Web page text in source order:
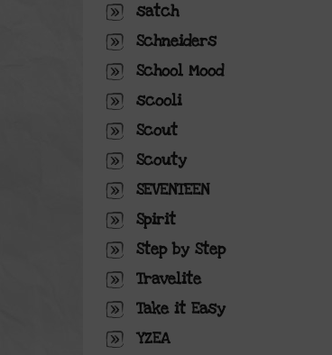
satch
Schneiders
School Mood
scooli
Scout
Scouty
SEVENTEEN
Spirit
Step by Step
Travelite
Take it Easy
YZEA